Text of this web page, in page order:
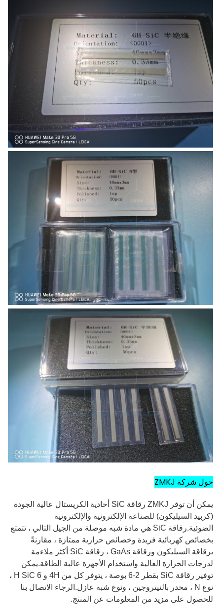
حول شركة ZMKJ
يمكن أن توفر ZMKJ رقاقة SiC أحادية الكريستال عالية الجودة
(كربيد السيليكون) للصناعة الإلكترونية والإلكترونية
الضوئية.رقاقة SiC هي مادة شبه موصلة من الجيل التالي ، تتمتع
بخصائص كهربائية فريدة وخصائص حرارية ممتازة ، مقارنةً
برقاقة السيليكون ورقاقة GaAs ، رقاقة SiC أكثر ملاءمة
لدرجات الحرارة العالية واستخدام الأجهزة عالية الطاقة.يمكن
توفير رقاقة SiC بقطر 2-6 بوصة ، يتوفر كل من 4H و 6 H SiC ،
نوع N ، مخدر بالنيتروجين ، ونوع شبه عازل.الرجاء الاتصال بنا
للحصول على مزيد من المعلومات عن المنتج.